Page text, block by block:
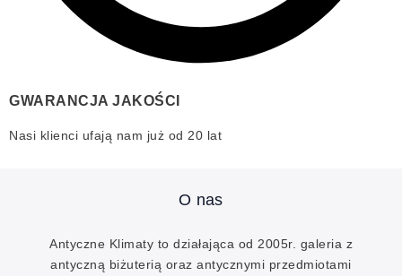
GWARANCJA JAKOŚCI
Nasi klienci ufają nam już od 20 lat
O nas
Antyczne Klimaty to działająca od 2005r. galeria z
antyczną biżuterią oraz antycznymi przedmiotami